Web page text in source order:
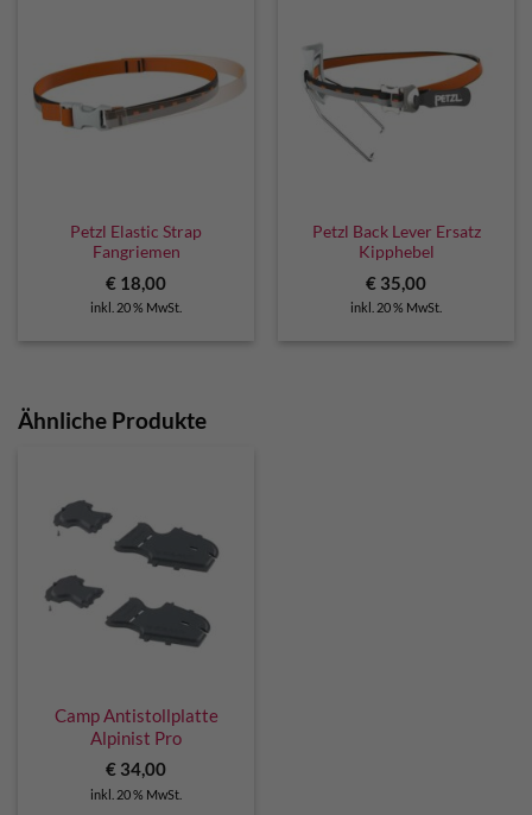
Petzl Elastic Strap
Fangriemen
€ 18,00
inkl. 20 % MwSt.
Petzl Back Lever Ersatz
Kipphebel
€ 35,00
inkl. 20 % MwSt.
Ähnliche Produkte
Camp Antistollplatte
Alpinist Pro
€ 34,00
inkl. 20 % MwSt.